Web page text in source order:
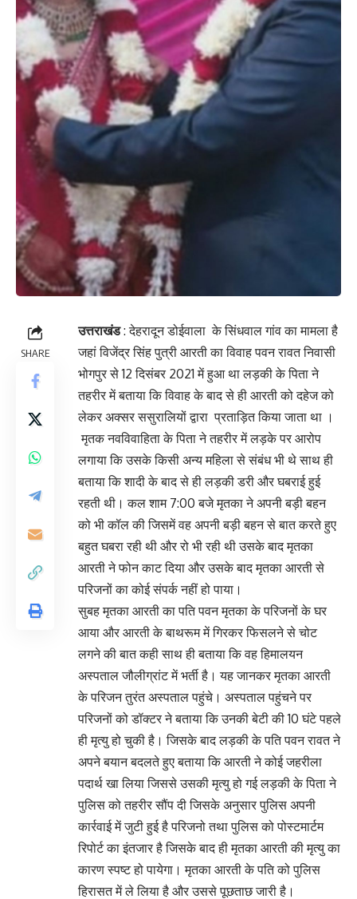
SHARE
उत्तराखंड: देहरादून डोईवाला के सिंधवाल गांव का मामला है
जहां विजेंद्र सिंह पुत्री आरती का विवाह पवन रावत निवासी
भोगपुर से 12 दिसंबर 2021 में हुआ था लड़की के पिता ने
तहरीर में बताया कि विवाह के बाद से ही आरती को दहेज को
लेकर अक्सर ससुरालियों द्वारा प्रताड़ित किया जाता था ।
मृतक नवविवाहिता के पिता ने तहरीर में लड़के पर आरोप
लगाया कि उसके किसी अन्य महिला से संबंध भी थे साथ ही
बताया कि शादी के बाद से ही लड़की डरी और घबराई हुई
रहती थी। कल शाम 7:00 बजे मृतका ने अपनी बड़ी बहन
को भी कॉल की जिसमें वह अपनी बड़ी बहन से बात करते हुए
बहुत घबरा रही थी और रो भी रही थी उसके बाद मृतका
आरती ने फोन काट दिया और उसके बाद मृतका आरती से
परिजनों का कोई संपर्क नहीं हो पाया।
सुबह मृतका आरती का पति पवन मृतका के परिजनों के घर
आया और आरती के बाथरूम में गिरकर फिसलने से चोट
लगने की बात कही साथ ही बताया कि वह हिमालयन
अस्पताल जौलीग्रांट में भर्ती है। यह जानकर मृतका आरती
के परिजन तुरंत अस्पताल पहुंचे। अस्पताल पहुंचने पर
परिजनों को डॉक्टर ने बताया कि उनकी बेटी की 10 घंटे पहले
ही मृत्यु हो चुकी है। जिसके बाद लड़की के पति पवन रावत ने
अपने बयान बदलते हुए बताया कि आरती ने कोई जहरीला
पदार्थ खा लिया जिससे उसकी मृत्यु हो गई लड़की के पिता ने
पुलिस को तहरीर सौंप दी जिसके अनुसार पुलिस अपनी
कार्रवाई में जुटी हुई है परिजनो तथा पुलिस को पोस्टमार्टम
रिपोर्ट का इंतजार है जिसके बाद ही मृतका आरती की मृत्यु का
कारण स्पष्ट हो पायेगा। मृतका आरती के पति को पुलिस
हिरासत में ले लिया है और उससे पूछताछ जारी है।